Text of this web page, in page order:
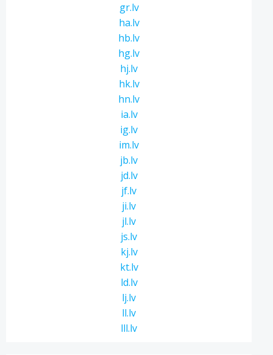
gr.lv
ha.lv
hb.lv
hg.lv
hj.lv
hk.lv
hn.lv
ia.lv
ig.lv
im.lv
jb.lv
jd.lv
jf.lv
ji.lv
jl.lv
js.lv
kj.lv
kt.lv
ld.lv
lj.lv
ll.lv
lll.lv